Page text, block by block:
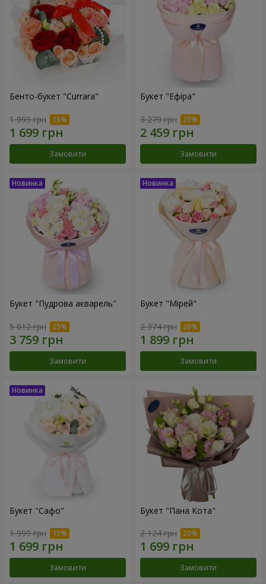
Бенто-букет "Currara"
1 999 грн
Замовити
Букет "Ефіра"
3 279 грн
Замовити
Букет "Пудрова акварель"
5 012 грн
Замовити
Букет "Мірей"
2 374 грн
Замовити
Букет "Сафо"
1 999 грн
Замовити
Букет "Пана Кота"
2 124 грн
Замовити